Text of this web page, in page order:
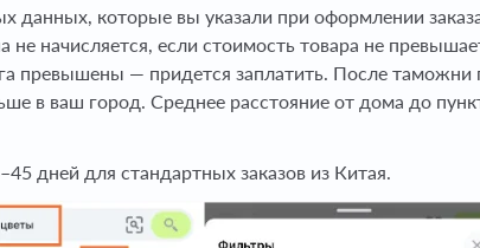
данных, которые вы указали при оформлении
начисляется, если стоимость товара не
превышены — придется заплатить. После таможни
в ваш город. Среднее расстояние от дома до
дней для стандартных заказов из Китая.